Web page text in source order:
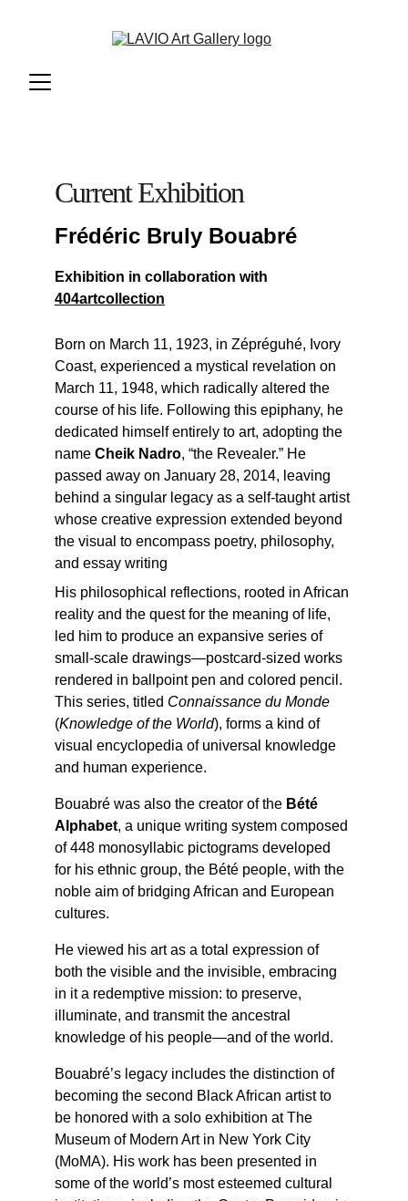
Current Exhibition
Frédéric Bruly Bouabré
Born on March 11, 1923, in Zépréguhé, Ivory
Coast, experienced a mystical revelation on
March 11, 1948, which radically altered the
course of his life. Following this epiphany, he
dedicated himself entirely to art, adopting the
name Cheik Nadro, “the Revealer.” He
passed away on January 28, 2014, leaving
behind a singular legacy as a self-taught artist
whose creative expression extended beyond
the visual to encompass poetry, philosophy,
and essay writing
His philosophical reflections, rooted in African
reality and the quest for the meaning of life,
led him to produce an expansive series of
small-scale drawings—postcard-sized works
rendered in ballpoint pen and colored pencil.
This series, titled Connaissance du Monde
(Knowledge of the World), forms a kind of
visual encyclopedia of universal knowledge
and human experience.
Bouabré was also the creator of the Bété
Alphabet, a unique writing system composed
of 448 monosyllabic pictograms developed
for his ethnic group, the Bété people, with the
noble aim of bridging African and European
cultures.
He viewed his art as a total expression of
both the visible and the invisible, embracing
in it a redemptive mission: to preserve,
illuminate, and transmit the ancestral
knowledge of his people—and of the world.
Bouabré’s legacy includes the distinction of
becoming the second Black African artist to
be honored with a solo exhibition at The
Museum of Modern Art in New York City
(MoMA). His work has been presented in
some of the world’s most esteemed cultural
Exhibition in collaboration with
404artcollection